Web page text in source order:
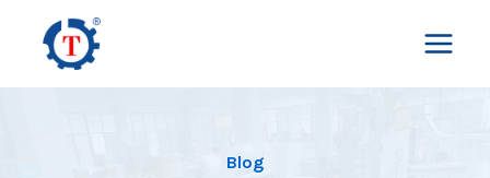
content
Blog